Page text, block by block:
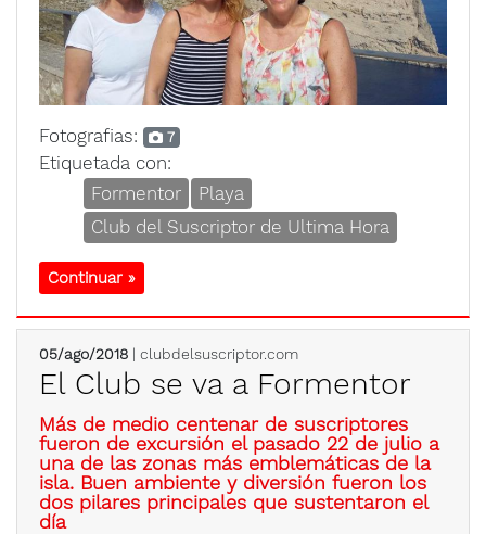
Fotografias: 7
Etiquetada con:
Formentor
Playa
Club del Suscriptor de Ultima Hora
Continuar »
05/ago/2018 | clubdelsuscriptor.com
El Club se va a Formentor
Más de medio centenar de suscriptores
fueron de excursión el pasado 22 de julio a
una de las zonas más emblemáticas de la
isla. Buen ambiente y diversión fueron los
dos pilares principales que sustentaron el
día